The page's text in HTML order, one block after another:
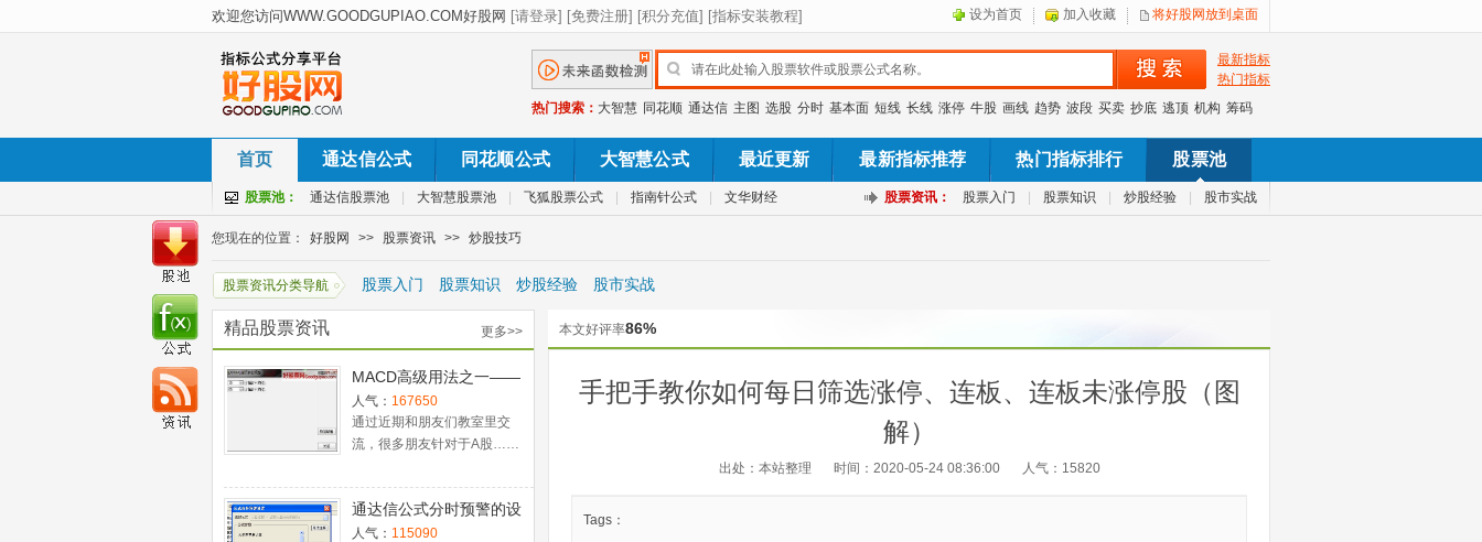
设为首页 加入收藏 将好股网放到桌面
最新指标
热门指标
热门搜索： 大智慧 同花顺 通达信 主图 选股 分时 基本面 短线 长线 涨停 牛股 画线 趋势 波段 买卖 抄底 逃顶 机构 筹码
首页 通达信公式 同花顺公式 大智慧公式 最近更新 最新指标推荐 热门指标排行 股票池
股票池： 通达信股票池 大智慧股票池 飞狐股票公式 指南针公式 文华财经 股票资讯： 股票入门 股票知识 炒股经验 股市实战
您现在的位置： 好股网 >> 股票资讯 >> 炒股技巧
股票资讯分类导航 股票入门 股票知识 炒股经验 股市实战
精品股票资讯 更多>>
MACD高级用法之一——
稳健买入法+2点卖出法
人气： 167650
通过近期和朋友们教室里交
流，很多朋友针对于A股……
通达信公式分时预警的设
置
人气： 115090
本文好评率86%
手把手教你如何每日筛选涨停、连板、连板未涨停股（图
解）
出处：本站整理 时间：2020-05-24 08:36:00 人气： 15820
Tags：